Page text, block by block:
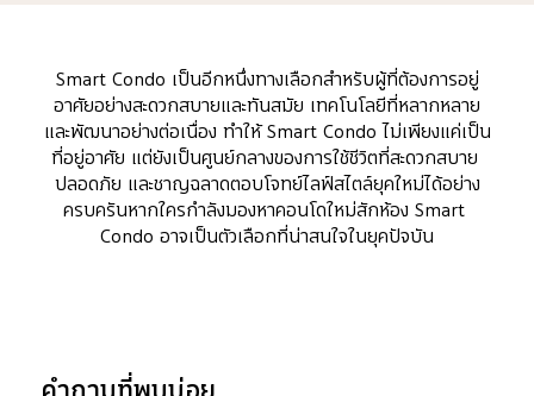
Smart Condo เป็นอีกหนึ่งทางเลือกสำหรับผู้ที่ต้องการอยู่
อาศัยอย่างสะดวกสบายและทันสมัย เทคโนโลยีที่หลากหลาย
และพัฒนาอย่างต่อเนื่อง ทำให้ Smart Condo ไม่เพียงแค่เป็น
ที่อยู่อาศัย แต่ยังเป็นศูนย์กลางของการใช้ชีวิตที่สะดวกสบาย
ปลอดภัย และชาญฉลาดตอบโจทย์ไลฟ์สไตล์ยุคใหม่ได้อย่าง
ครบครันหากใครกำลังมองหาคอนโดใหม่สักห้อง Smart
Condo อาจเป็นตัวเลือกที่น่าสนใจในยุคปัจบัน